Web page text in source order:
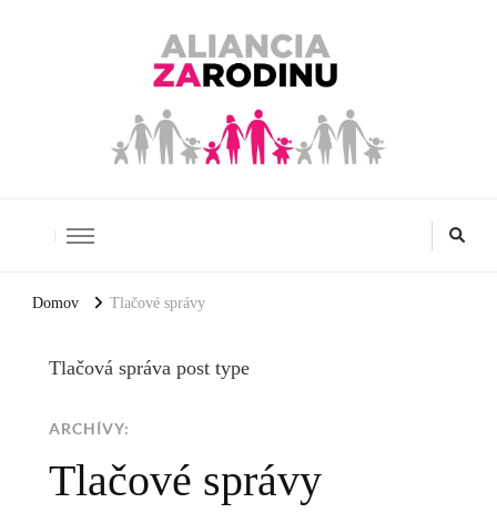
Domov Tlačové správy
Tlačová správa post type
ARCHÍVY:
Tlačové správy